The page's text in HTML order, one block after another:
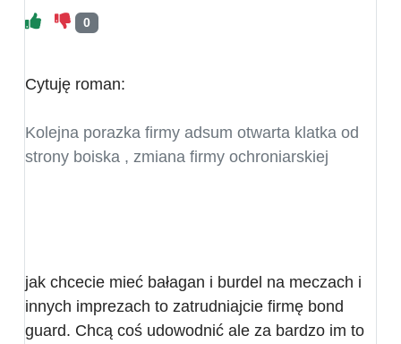
0
Cytuję roman:
Kolejna porazka firmy adsum otwarta klatka od
strony boiska , zmiana firmy ochroniarskiej
jak chcecie mieć bałagan i burdel na meczach i
innych imprezach to zatrudniajcie firmę bond
guard. Chcą coś udowodnić ale za bardzo im to